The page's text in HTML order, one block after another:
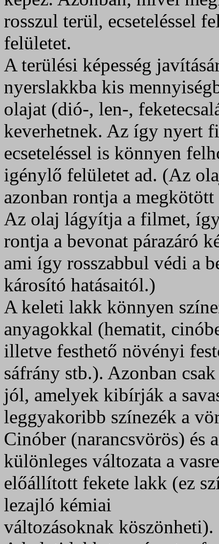
rosszul terül, ecseteléssel
felületet.
A terülési képesség
nyerslakkba kis
olajat (dió-, len-,
keverhetnek. Az így nyert
ecseteléssel is könnyen
igénylő felületet ad. (Az
azonban rontja a
Az olaj lágyítja a filmet, így
rontja a bevonat párazáró
ami így rosszabbul védi a
károsító hatásaitól.)
A keleti lakk könnyen
anyagokkal (hematit,
illetve festhető növényi
sáfrány stb.). Azonban
jól, amelyek kibírják a
leggyakoribb színezék a
Cinóber (narancsvörös) és
különleges változata a
előállított fekete lakk (ez
lezajló kémiai
változásoknak köszönheti).